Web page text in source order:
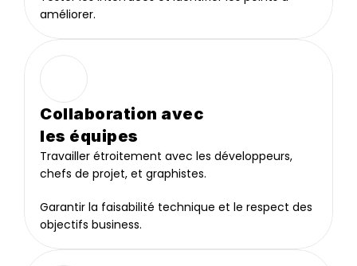
améliorer.
Collaboration avec
les équipes
Travailler étroitement avec les développeurs,
chefs de projet, et graphistes.
Garantir la faisabilité technique et le respect des
objectifs business.